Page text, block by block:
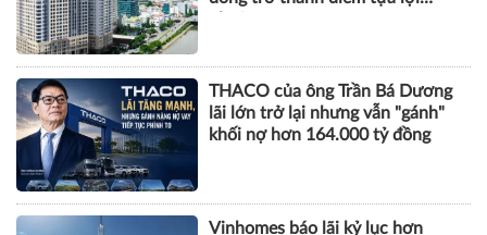
THACO của ông Trần Bá Dương
lãi lớn trở lại nhưng vẫn "gánh"
khối nợ hơn 164.000 tỷ đồng
Vinhomes báo lãi kỷ lục hơn